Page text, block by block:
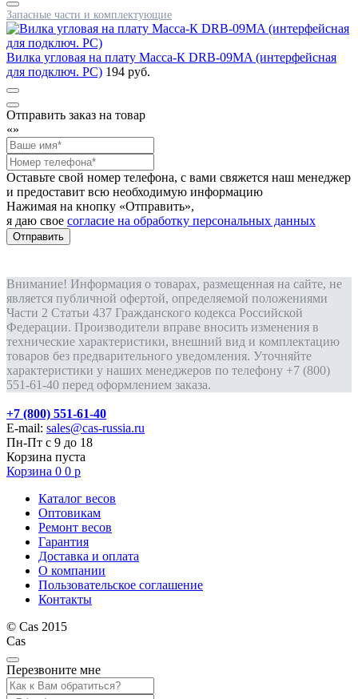
Запасные части и комплектующие
Вилка угловая на плату Масса-К DRB-09MA (интерфейсная
для подключ. РС) 194 руб.
Отправить заказ на товар
«»
Оставьте свой номер телефона, с вами свяжется наш менеджер
и предоставит всю необходимую информацию
Нажимая на кнопку «Отправить»,
я даю свое согласие на обработку персональных данных
Отправить
Внимание! Информация о товарах, размещенная на сайте, не
является публичной офертой, определяемой положениями
Части 2 Статьи 437 Гражданского кодекса Российской
Федерации. Производители вправе вносить изменения в
технические характеристики, внешний вид и комплектацию
товаров без предварительного уведомления. Уточняйте
характеристики у наших менеджеров по телефону +7 (800)
551-61-40 перед оформлением заказа.
+7 (800) 551-61-40
E-mail: sales@cas-russia.ru
Пн-Пт с 9 до 18
Корзина пуста
Корзина 0 0 р
Каталог весов
Оптовикам
Ремонт весов
Гарантия
Доставка и оплата
О компании
Пользовательское соглашение
Контакты
© Cas 2015
Cas
Перезвоните мне